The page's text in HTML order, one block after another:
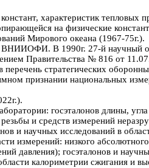
характеристик
на физические
Мирового океана (1967-75г.).
ВНИИОФИ. В 1990г. 27-й
Правительства № 816 от
стратегических
признании национальных
госэталонов длины, угла
и средств измерений
и научных исследований в
измерений: низкого
давления); госэталонов и
калориметрии сжигания и